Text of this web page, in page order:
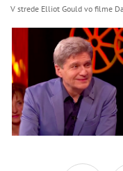
V strede Elliot Gould vo filme